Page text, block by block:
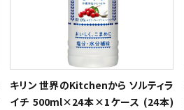
キリン 世界のKitchenから ソルティラ
イチ 500ml×24本×1ケース (24本)